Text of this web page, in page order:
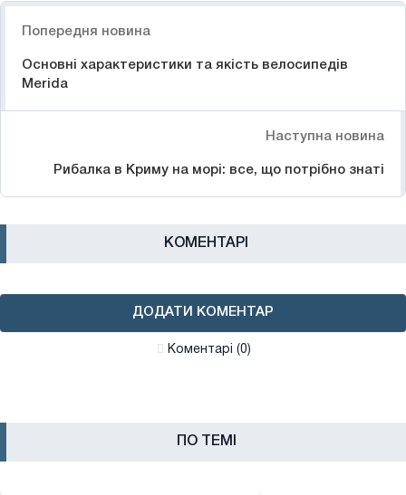
Попередня новина
Основні характеристики та якість велосипедів
Merida
Наступна новина
Рибалка в Криму на морі: все, що потрібно знаті
КОМЕНТАРІ
ДОДАТИ КОМЕНТАР
Коментарі (0)
ПО ТЕМІ